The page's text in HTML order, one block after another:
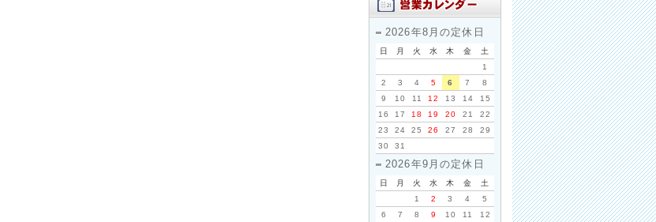
2026年8月の定休日
日 月 火 水 木 金
土
1
2
3 4 5 6 7
8
9
10 11 12 13 14
15
16
17 18 19 20 21
22
23
24 25 26 27 28
29
30
31
2026年9月の定休日
日 月 火 水 木 金
土
1
2 3 4
5
6
7 8 9 10 11
12